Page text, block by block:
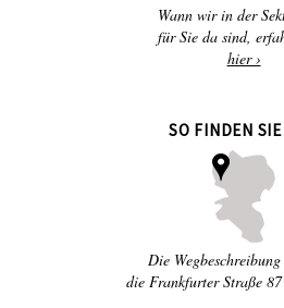
Wann wir in der
für Sie da sind,
hier ›
SO FINDEN
Die
die Frankfurter Straße